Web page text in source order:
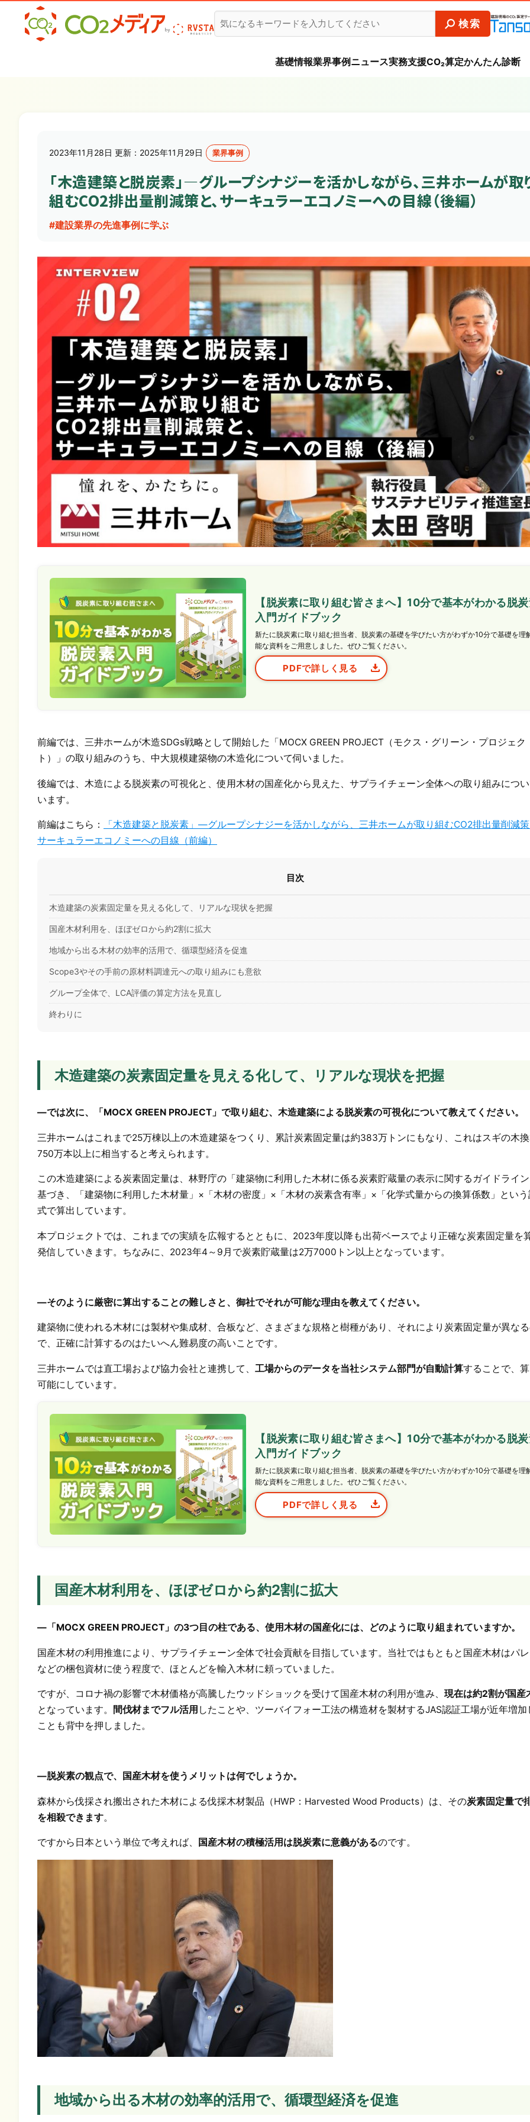
建設業✕脱炭素専門CO2メディア
基礎情報業界事例 ニュース実務支援CO₂算定かんたん診断
2023年11月28日 更新：2025年11月29日 業界事例
「木造建築と脱炭素」―グループシナジーを活かしながら、三井ホームが取
組むCO2排出量削減策と、サーキュラーエコノミーへの目線（後編）
#建設業界の先進事例に学ぶ
【脱炭素に取り組む皆さまへ】10分で基本がわかる脱
入門ガイドブック
新たに脱炭素に取り組む担当者、脱炭素の基礎を学びたい方がわずか10分で基礎を理
能な資料をご用意しました。ぜひご覧ください。
PDFで詳しく見る
前編では、三井ホームが木造SDGs戦略として開始した「MOCX GREEN PROJECT（モクス・グリーン・プロジェク
ト）」の取り組みのうち、中大規模建築物の木造化について伺いました。
後編では、木造による脱炭素の可視化と、使用木材の国産化から見えた、サプライチェーン全体への取り組みにつ
います。
前編はこちら：
「木造建築と脱炭素」―グループシナジーを活かしながら、三井ホームが取り組むCO2排出量削減
サーキュラーエコノミーへの目線（前編）
目次
木造建築の炭素固定量を見える化して、リアルな現状を把握
国産木材利用を、ほぼゼロから約2割に拡大
地域から出る木材の効率的活用で、循環型経済を促進
Scope3やその手前の原材料調達元への取り組みにも意欲
グループ全体で、LCA評価の算定方法を見直し
終わりに
木造建築の炭素固定量を見える化して、リアルな現状を把握
―では次に、「MOCX GREEN PROJECT」で取り組む、木造建築による脱炭素の可視化について教えてください。
三井ホームはこれまで25万棟以上の木造建築をつくり、累計炭素固定量は約383万トンにもなり、これはスギの木
750万本以上に相当すると考えられます。
この木造建築による炭素固定量は、林野庁の「建築物に利用した木材に係る炭素貯蔵量の表示に関するガイドライ
基づき、「建築物に利用した木材量」×「木材の密度」×「木材の炭素含有率」×「化学式量からの換算係数」とい
式で算出しています。
本プロジェクトでは、これまでの実績を広報するとともに、2023年度以降も出荷ベースでより正確な炭素固定量を
発信していきます。ちなみに、2023年4～9月で炭素貯蔵量は2万7000トン以上となっています。
―そのように厳密に算出することの難しさと、御社でそれが可能な理由を教えてください。
建築物に使われる木材には製材や集成材、合板など、さまざまな規格と樹種があり、それにより炭素固定量が異な
で、正確に計算するのはたいへん難易度の高いことです。
三井ホームでは直工場および協力会社と連携して、 工場からのデータを当社システム部門が自動計算することで、
可能にしています。
【脱炭素に取り組む皆さまへ】10分で基本がわかる脱
入門ガイドブック
新たに脱炭素に取り組む担当者、脱炭素の基礎を学びたい方がわずか10分で基礎を理
能な資料をご用意しました。ぜひご覧ください。
PDFで詳しく見る
国産木材利用を、ほぼゼロから約2割に拡大
―「MOCX GREEN PROJECT」の3つ目の柱である、使用木材の国産化には、どのように取り組まれていますか。
国産木材の利用推進により、サプライチェーン全体で社会貢献を目指しています。当社ではもともと国産木材はパ
などの梱包資材に使う程度で、ほとんどを輸入木材に頼っていました。
ですが、コロナ禍の影響で木材価格が高騰したウッドショックを受けて国産木材の利用が進み、 現在は約2割が国産
となっています。
間伐材までフル活用 したことや、ツーバイフォー工法の構造材を製材するJAS認証工場が近年増加
ことも背中を押しました。
―脱炭素の観点で、国産木材を使うメリットは何でしょうか。
森林から伐採され搬出された木材による伐採木材製品（HWP：Harvested Wood Products）は、その炭素固定量で
を相殺できます。
ですから日本という単位で考えれば、 国産木材の積極活用は脱炭素に意義があるのです。
地域から出る木材の効率的活用で、循環型経済を促進